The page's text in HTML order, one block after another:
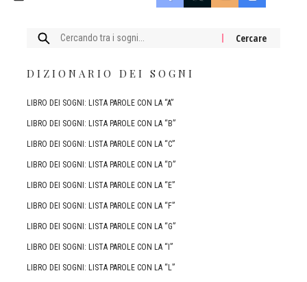
Cercare:
DIZIONARIO DEI SOGNI
LIBRO DEI SOGNI: LISTA PAROLE CON LA “A”
LIBRO DEI SOGNI: LISTA PAROLE CON LA “B”
LIBRO DEI SOGNI: LISTA PAROLE CON LA “C”
LIBRO DEI SOGNI: LISTA PAROLE CON LA “D”
LIBRO DEI SOGNI: LISTA PAROLE CON LA “E”
LIBRO DEI SOGNI: LISTA PAROLE CON LA “F”
LIBRO DEI SOGNI: LISTA PAROLE CON LA “G”
LIBRO DEI SOGNI: LISTA PAROLE CON LA “I”
LIBRO DEI SOGNI: LISTA PAROLE CON LA “L”